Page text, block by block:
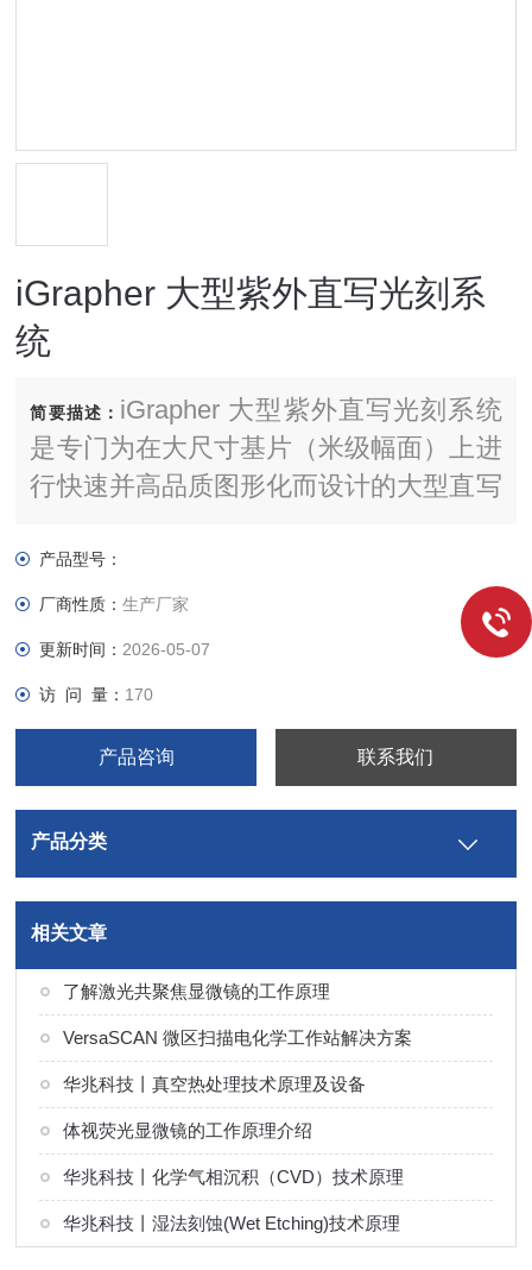
iGrapher 大型紫外直写光刻系
统
简要描述： iGrapher 大型紫外直写光刻系统
是专门为在大尺寸基片（米级幅面）上进
行快速并高品质图形化而设计的大型直写
从32英寸~130英寸的光刻幅面，可用于
触控、显示、照明等领域的大面积图形制
备需求。
产品型号：
厂商性质：生产厂家
更新时间： 2026-05-07
访 问 量： 170
产品咨询 联系我们
产品分类
相关文章
了解激光共聚焦显微镜的工作原理
VersaSCAN 微区扫描电化学工作站解决方案
华兆科技丨真空热处理技术原理及设备
体视荧光显微镜的工作原理介绍
华兆科技丨化学气相沉积（CVD）技术原理
华兆科技丨湿法刻蚀(Wet Etching)技术原理